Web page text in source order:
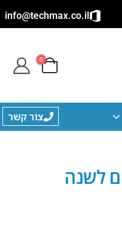
info@techmax.co.il
0
צור קשר